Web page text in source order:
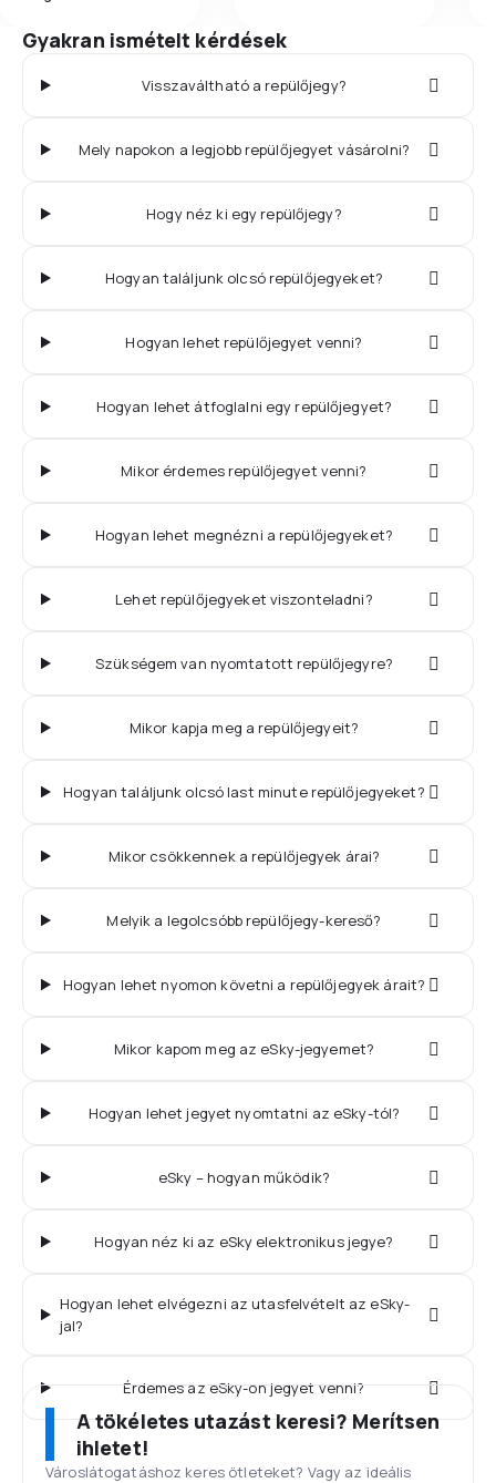
Gyakran ismételt kérdések
Visszaváltható a repülőjegy?
Mely napokon a legjobb repülőjegyet vásárolni?
Hogy néz ki egy repülőjegy?
Hogyan találjunk olcsó repülőjegyeket?
Hogyan lehet repülőjegyet venni?
Hogyan lehet átfoglalni egy repülőjegyet?
Mikor érdemes repülőjegyet venni?
Hogyan lehet megnézni a repülőjegyeket?
Lehet repülőjegyeket viszonteladni?
Szükségem van nyomtatott repülőjegyre?
Mikor kapja meg a repülőjegyeit?
Hogyan találjunk olcsó last minute repülőjegyeket?
Mikor csökkennek a repülőjegyek árai?
Melyik a legolcsóbb repülőjegy-kereső?
Hogyan lehet nyomon követni a repülőjegyek árait?
Mikor kapom meg az eSky-jegyemet?
Hogyan lehet jegyet nyomtatni az eSky-tól?
eSky – hogyan működik?
Hogyan néz ki az eSky elektronikus jegye?
Hogyan lehet elvégezni az utasfelvételt az eSky-
jal?
Érdemes az eSky-on jegyet venni?
A tökéletes utazást keresi? Merítsen
ihletet!
Városlátogatáshoz keres ötleteket? Vagy az ideális